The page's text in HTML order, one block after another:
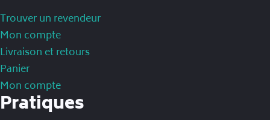
Trouver un revendeur
Mon compte
Livraison et retours
Panier
Mon compte
Pratiques